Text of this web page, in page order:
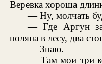
Веревка хороша
— Ну, молчать
— Где Аргун
поляна в лесу, два
— Знаю.
— Там мои три